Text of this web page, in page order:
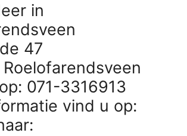
in
47
Roelofarendsveen
071-3316913
vind u op: